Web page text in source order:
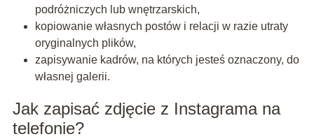
podróżniczych lub wnętrzarskich,
kopiowanie własnych postów i relacji w razie utraty
oryginalnych plików,
zapisywanie kadrów, na których jesteś oznaczony, do
własnej galerii.
Jak zapisać zdjęcie z Instagrama na
telefonie?